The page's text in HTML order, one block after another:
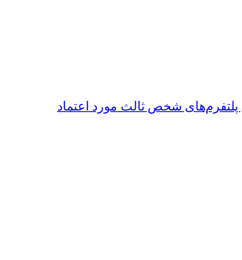
پلتفرم‌های شخص ثالث مورد اعتماد